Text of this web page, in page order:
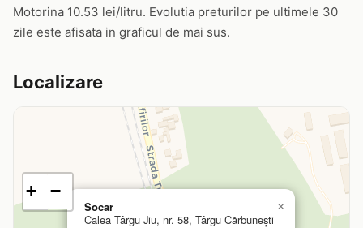
Motorina 10.53 lei/litru. Evolutia preturilor pe ultimele 30
zile este afisata in graficul de mai sus.
Localizare
Socar
Calea Târgu Jiu, nr. 58, Târgu Cărbunești
×
+ −